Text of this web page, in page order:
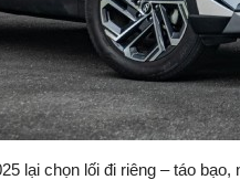
lại chọn lối đi riêng – táo